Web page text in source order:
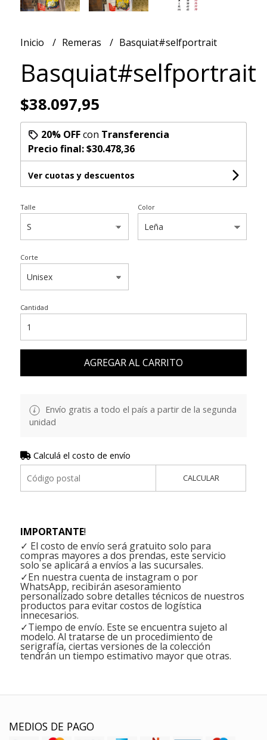
Inicio Remeras Basquiat#selfportrait
Basquiat#selfportrait
$38.097,95
20% OFFcon Transferencia
Precio final:$30.478,36
Ver cuotas y descuentos
Talle Color
Corte
Cantidad
AGREGAR AL CARRITO
Envío gratis a todo el país a partir de la segunda
unidad
Calculá el costo de envío
CALCULAR
IMPORTANTE!
✓ El costo de envío será gratuito solo para
compras mayores a dos prendas, este servicio
solo se aplicará a envíos a las sucursales.
✓En nuestra cuenta de instagram o por
WhatsApp, recibirán asesoramiento
personalizado sobre detalles técnicos de nuestros
productos para evitar costos de logística
innecesarios.
✓Tiempo de envío. Este se encuentra sujeto al
modelo. Al tratarse de un procedimiento de
serigrafía, ciertas versiones de la colección
tendrán un tiempo estimativo mayor que otras.
MEDIOS DE PAGO